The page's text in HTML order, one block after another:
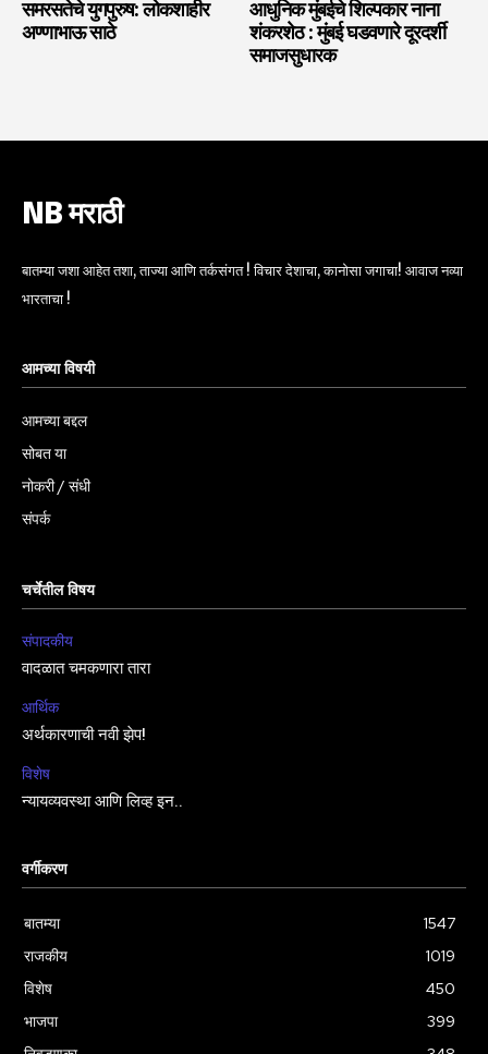
समरसतेचे युगपुरुष: लोकशाहीर
अण्णाभाऊ साठे
आधुनिक मुंबईचे शिल्पकार नाना
शंकरशेठ : मुंबई घडवणारे दूरदर्शी
समाजसुधारक
NB मराठी
बातम्या जशा आहेत तशा, ताज्या आणि तर्कसंगत ! विचार देशाचा, कानोसा जगाचा! आवाज नव्या
भारताचा !
आमच्या विषयी
आमच्या बद्दल
सोबत या
नोकरी / संधी
संपर्क
चर्चेतील विषय
संपादकीय
वादळात चमकणारा तारा
आर्थिक
अर्थकारणाची नवी झेप!
विशेष
न्यायव्यवस्था आणि लिव्ह इन..
वर्गीकरण
बातम्या
1547
राजकीय
1019
विशेष
450
भाजपा
399